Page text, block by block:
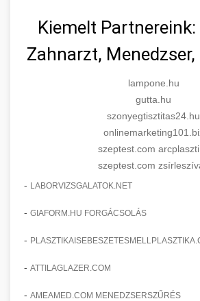
Kiemelt
Zahnarzt,
lampone.hu
gutta.hu
szonyegtisztitas24.hu
szeptest.com
szeptest.com
- LABORVIZSGALATOK.NET
- GIAFORM.HU FORGÁCSOLÁS
-
- ATTILAGLAZER.COM
- AMEAMED.COM MENEDZSERSZŰRÉS